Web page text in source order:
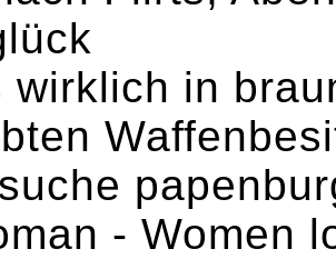
wirklich in
- Women